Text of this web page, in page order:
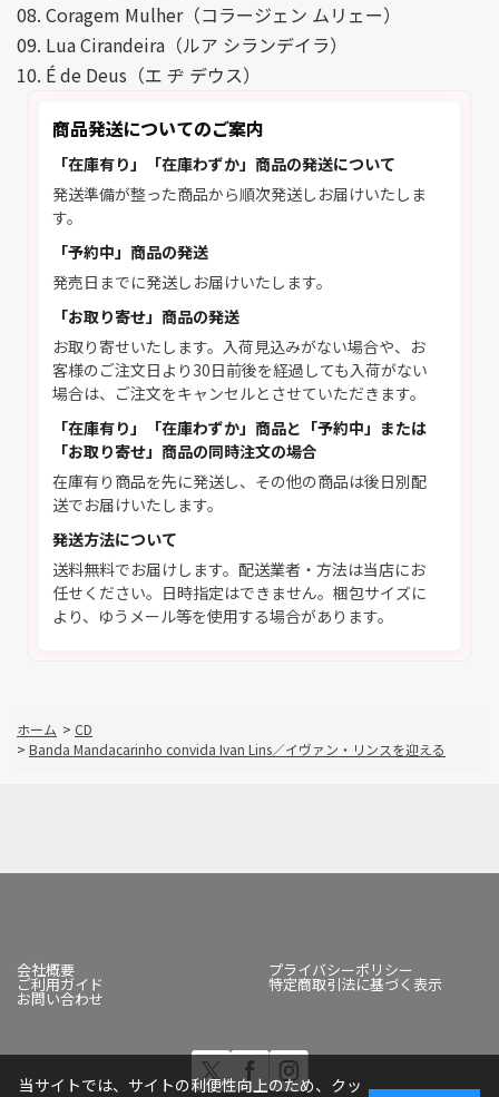
08. Coragem Mulher（コラージェン ムリェー）
09. Lua Cirandeira（ルア シランデイラ）
10. É de Deus（エ ヂ デウス）
商品発送についてのご案内
「在庫有り」「在庫わずか」商品の発送について
発送準備が整った商品から順次発送しお届けいたしま
す。
「予約中」商品の発送
発売日までに発送しお届けいたします。
「お取り寄せ」商品の発送
お取り寄せいたします。入荷見込みがない場合や、お
客様のご注文日より30日前後を経過しても入荷がない
場合は、ご注文をキャンセルとさせていただきます。
「在庫有り」「在庫わずか」商品と「予約中」または
「お取り寄せ」商品の同時注文の場合
在庫有り商品を先に発送し、その他の商品は後日別配
送でお届けいたします。
発送方法について
送料無料でお届けします。配送業者・方法は当店にお
任せください。日時指定はできません。梱包サイズに
より、ゆうメール等を使用する場合があります。
ホーム > CD
> Banda Mandacarinho convida Ivan Lins／イヴァン・リンスを迎える
会社概要 プライバシーポリシー
ご利用ガイド 特定商取引法に基づく表示
お問い合わせ
当サイトでは、サイトの利便性向上のため、クッ